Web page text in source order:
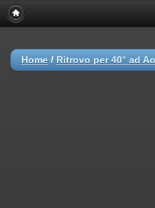
Home / Ritrovo per 40° ad